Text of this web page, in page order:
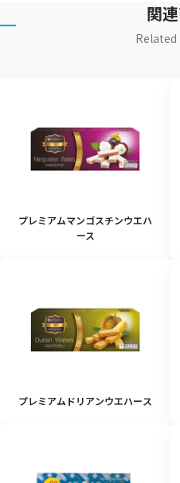
関
プレミアムマンゴスチンウエハ
ース
プレミアムドリアンウエハース